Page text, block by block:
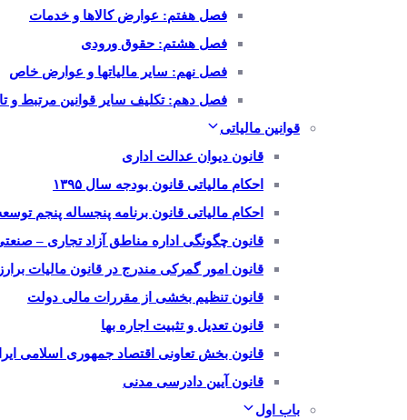
فصل هفتم: عوارض کالاها و خدمات
فصل هشتم: حقوق ورودی
فصل نهم: سایر مالیاتها و عوارض خاص
فصل دهم: تکلیف سایر قوانین مرتبط و
قوانین مالیاتی
قانون دیوان عدالت اداری
احکام مالیاتی قانون بودجه سال ۱۳۹۵
احکام مالیاتی قانون برنامه پنجساله پنجم
قانون چگونگی اداره مناطق آزاد تجاری –
قانون امور گمرکی مندرج در قانون مالیات
قانون تنظیم بخشی از مقررات مالی دولت
قانون تعدیل و تثبیت اجاره بها
قانون بخش تعاونی اقتصاد جمهوری اسلامی
قانون آیین دادرسی مدنی
باب اول